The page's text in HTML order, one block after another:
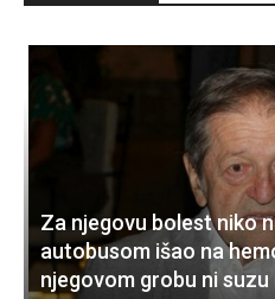
Za njegovu bolest niko
autobusom išao na
njegovom grobu ni suzu